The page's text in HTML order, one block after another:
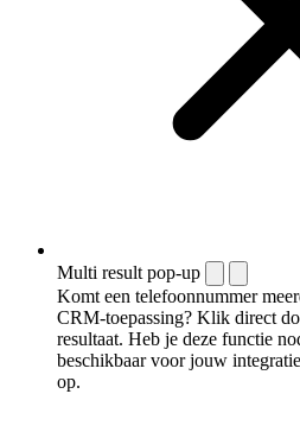
Multi result pop-up
Komt een telefoonnummer
CRM-toepassing? Klik direct
resultaat. Heb je deze functie
beschikbaar voor jouw
op.